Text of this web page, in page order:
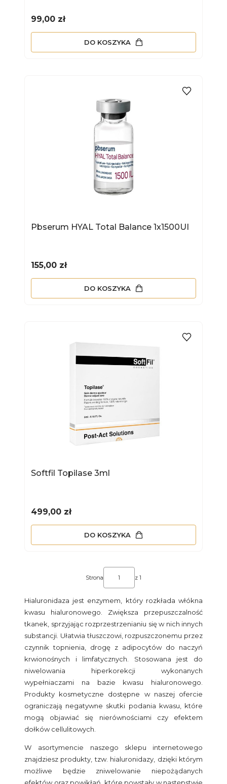
Cena
99,00 zł
DO KOSZYKA
Pbserum HYAL Total Balance 1x1500UI
Cena
155,00 zł
DO KOSZYKA
Softfil Topilase 3ml
Cena
499,00 zł
DO KOSZYKA
Strona z 1
Hialuronidaza jest enzymem, który rozkłada włókna
kwasu hialuronowego. Zwiększa przepuszczalność
tkanek, sprzyjając rozprzestrzenianiu się w nich innych
substancji. Ułatwia tłuszczowi, rozpuszczonemu przez
czynnik topnienia, drogę z adipocytów do naczyń
krwionośnych i limfatycznych. Stosowana jest do
niwelowania hiperkorekcji wykonanych
wypełniaczami na bazie kwasu hialuronowego.
Produkty kosmetyczne dostępne w naszej ofercie
ograniczają negatywne skutki podania kwasu, które
mogą objawiać się nierównościami czy efektem
dołków cellulitowych.
W asortymencie naszego sklepu internetowego
znajdziesz produkty, tzw. hialuronidazy, dzięki którym
możliwe będzie zniwelowanie niepożądanych
efektów oraz powikłań, które powstały w następstwie